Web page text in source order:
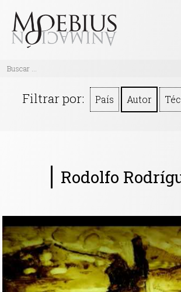
Videos
Eventos
Quiénes Somos
Manifiesto
Contacto
Filtrar por: País Autor
Rodolfo